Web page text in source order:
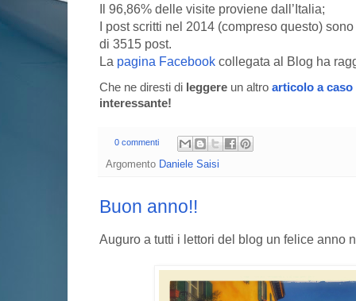
Il 96,86% delle visite proviene dall’Italia;
I post scritti nel 2014 (compreso questo)
di 3515 post.
La pagina Facebook collegata al Blog ha
Che ne diresti di leggere un altro articolo a caso
interessante!
0 commenti
Argomento Daniele Saisi
Buon anno!!
Auguro a tutti i lettori del blog un felice anno